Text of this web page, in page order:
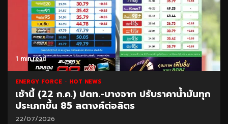
1 min read
ENERGY FORCE HOT NEWS
เช้านี้ (22 ก.ค.) ปตท.-บางจาก ปรับราคาน้ำมันทุก
ประเภทขึ้น 85 สตางค์ต่อลิตร
22/07/2026